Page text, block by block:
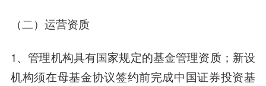
（二）运营资质
1、管理机构具有国家规定的基金管理资质；新设
机构须在母基金协议签约前完成中国证券投资基